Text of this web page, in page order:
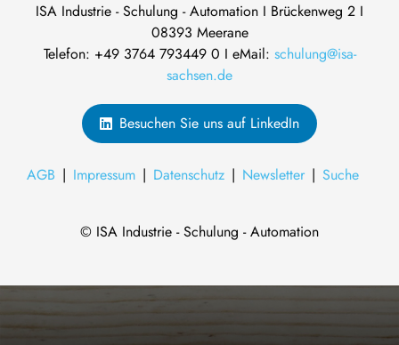
ISA Industrie - Schulung - Automation I Brückenweg 2 I
08393 Meerane
Telefon: +49 3764 793449 0 I eMail: schulung@isa-
sachsen.de
Besuchen Sie uns auf LinkedIn
AGB Impressum Datenschutz Newsletter Suche
© ISA Industrie - Schulung - Automation